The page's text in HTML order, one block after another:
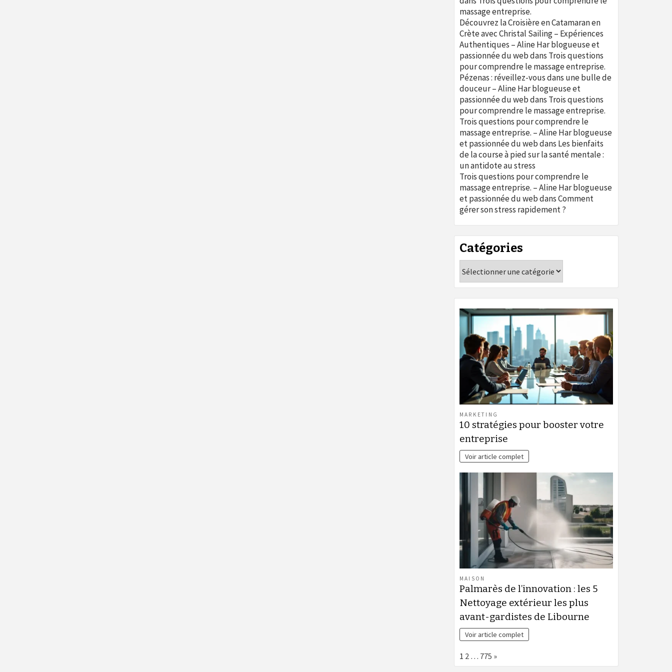
massage entreprise.
Découvrez la Croisière en Catamaran en
Crète avec Christal Sailing – Expériences
Authentiques – Aline Har blogueuse et
passionnée du webdans Trois questions
pour comprendre le massage entreprise.
Pézenas : réveillez-vous dans une bulle de
douceur – Aline Har blogueuse et
passionnée du webdans Trois questions
pour comprendre le massage entreprise.
Trois questions pour comprendre le
massage entreprise. – Aline Har blogueuse
et passionnée du webdans Les bienfaits
de la course à pied sur la santé mentale :
un antidote au stress
Trois questions pour comprendre le
massage entreprise. – Aline Har blogueuse
et passionnée du webdansComment
gérer son stress rapidement ?
Catégories
MARKETING
10 stratégies pour booster votre
entreprise
Voir article complet
MAISON
Palmarès de l’innovation : les 5
Nettoyage extérieur les plus
avant-gardistes de Libourne
Voir article complet
Page:
1 2 … 775 Next
»